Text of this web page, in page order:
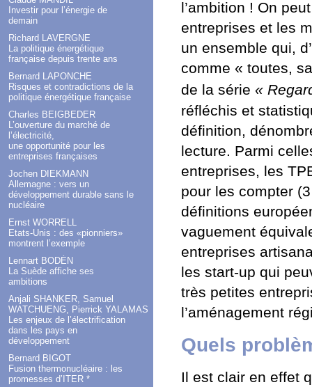
Investir pour l’énergie de
demain
Richard LAVERGNE
La politique énergétique
française depuis trente ans
Bernard LAPONCHE
Risques et contradictions de la
politique énergétique française
Charles BEIGBEDER
L’ouverture du marché de
l’électricité,
une opportunité pour les
entreprises françaises
Jochen DIEKMANN
Allemagne : vers un
développement durable sans le
nucléaire
Ernst WORRELL
Etats-Unis : des «pionniers»
montrent l’exemple
Lennart BODÉN
La Suède affiche ses
ambitions
Anjali SHANKER, Samuel
WATCHUENG, Pierrick YALAMAS
Les enjeux de l’électrification
dans les pays en
développement
Bernard BIGOT
Fusion thermonucléaire : les
promesses d’ITER *
l’ambition ! On
entreprises et les
un ensemble qui,
comme « toutes,
de la série «
réfléchis et
définition,
lecture. Parmi
entreprises, les
pour les compter
définitions
vaguement
entreprises
les start-up qui
très petites
l’aménagement
Quels
Il est clair en effet